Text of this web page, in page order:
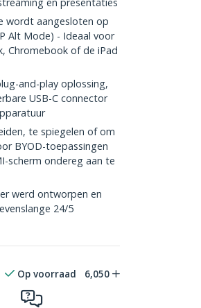
wordt aangesloten op
Alt Mode) - Ideaal voor
Chromebook of de iPad
and-play oplossing,
USB-C connector
te spiegelen of om
BYOD-toepassingen
scherm ondereg aan te
werd ontworpen en
24/5
Op voorraad 6,050